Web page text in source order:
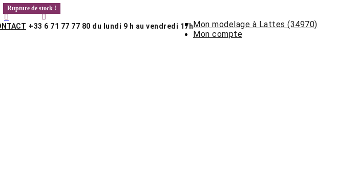


+33 6 71 77 77 80 du lundi 9 h au vendredi 17hMon modelage à Lattes (34970)
Mon compte
Rupture de stock !